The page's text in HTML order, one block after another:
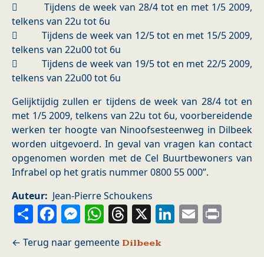
 Tijdens de week van 28/4 tot en met 1/5 2009,
telkens van 22u tot 6u
 Tijdens de week van 12/5 tot en met 15/5 2009,
telkens van 22u00 tot 6u
 Tijdens de week van 19/5 tot en met 22/5 2009,
telkens van 22u00 tot 6u
Gelijktijdig zullen er tijdens de week van 28/4 tot en
met 1/5 2009, telkens van 22u tot 6u, voorbereidende
werken ter hoogte van Ninoofsesteenweg in Dilbeek
worden uitgevoerd. In geval van vragen kan contact
opgenomen worden met de Cel Buurtbewoners van
Infrabel op het gratis nummer 0800 55 000”.
Auteur
Jean-Pierre Schoukens
ShareFacebook
Messenger
WhatsApp
Threads
X LinkedIn
Email
Dilbeek